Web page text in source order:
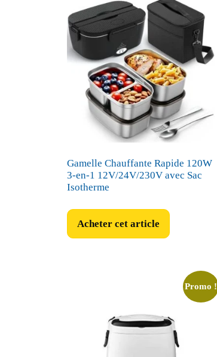
Gamelle Chauffante Rapide 120W
3-en-1 12V/24V/230V avec Sac
Isotherme
Acheter cet article
Promo !